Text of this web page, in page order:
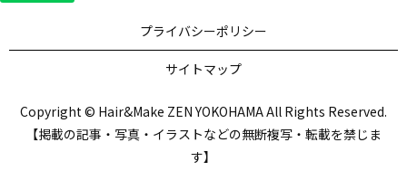
プライバシーポリシー
サイトマップ
Copyright © Hair&Make ZEN YOKOHAMA All Rights Reserved.
【掲載の記事・写真・イラストなどの無断複写・転載を禁じま
す】